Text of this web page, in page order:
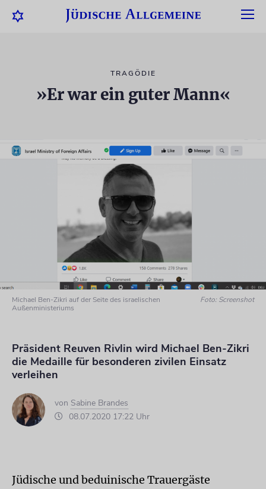
TRAGÖDIE
»Er war ein guter Mann«
Michael Ben-Zikri auf der Seite des israelischen
Außenministeriums
Foto: Screenshot
Präsident Reuven Rivlin wird Michael Ben-Zikri
die Medaille für besonderen zivilen Einsatz
verleihen
von Sabine Brandes
08.07.2020 17:22 Uhr
Jüdische und beduinische Trauergäste